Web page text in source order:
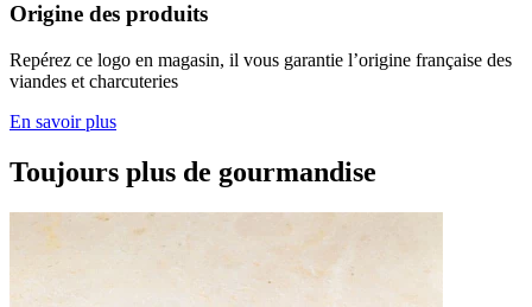
Origine des produits
Repérez ce logo en magasin, il vous garantie l’origine française des
viandes et charcuteries
En savoir plus
Toujours plus de gourmandise